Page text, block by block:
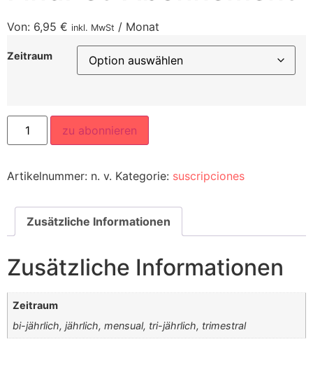
Von: 6,95 € inkl. MwSt / Monat
Zeitraum
zu abonnieren
Artikelnummer: n. v. Kategorie: suscripciones
Zusätzliche Informationen
Zusätzliche Informationen
Zeitraum
bi-jährlich, jährlich, mensual, tri-jährlich, trimestral